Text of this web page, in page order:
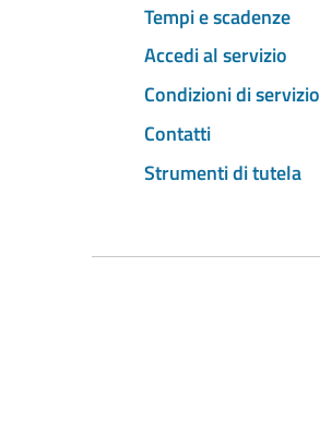
Tempi e scadenze
Accedi al servizio
Condizioni di servizio
Contatti
Strumenti di tutela